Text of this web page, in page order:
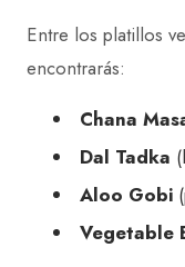
Entre los platillos
encontrarás:
Chana
Dal Tadka
Aloo Gobi
Vegetable